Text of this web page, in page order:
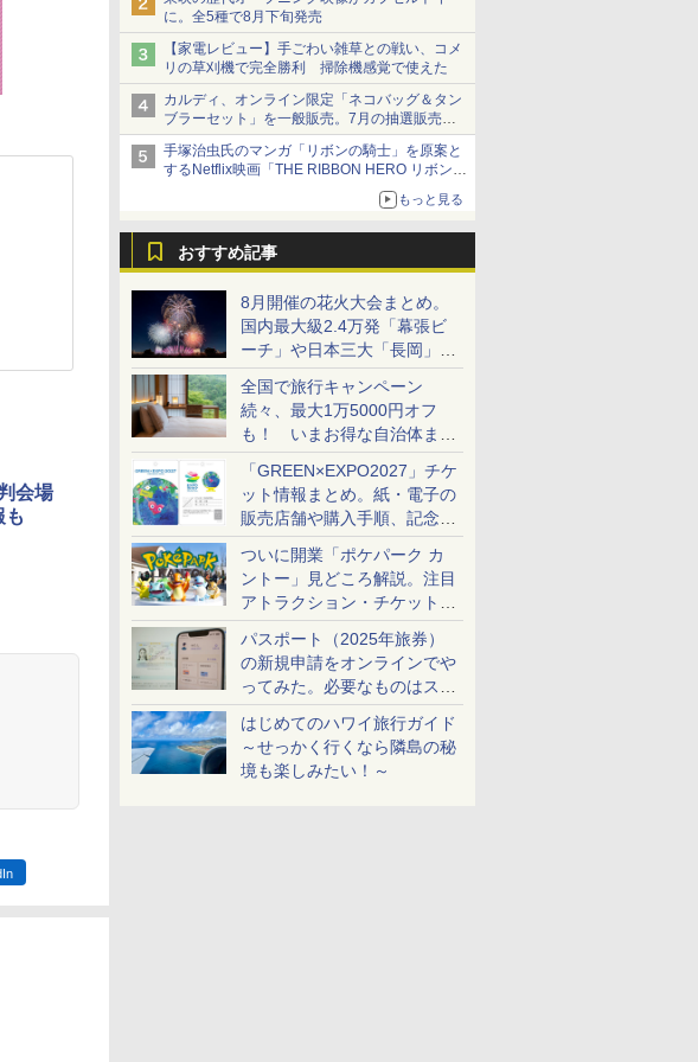
に。全5種で8月下旬発売
【家電レビュー】手ごわい雑草との戦い、コメ
リの草刈機で完全勝利 掃除機感覚で使えた
カルディ、オンライン限定「ネコバッグ＆タン
ブラーセット」を一般販売。7月の抽選販売の
当選無効分
手塚治虫氏のマンガ「リボンの騎士」を原案と
するNetflix映画「THE RIBBON HERO リボンヒ
もっと見る
おすすめ記事
8月開催の花火大会まとめ。
国内最大級2.4万発「幕張ビ
ーチ」や日本三大「長岡」な
ど大型イベント目白押し！
全国で旅行キャンペーン
続々、最大1万5000円オフ
も！ いまお得な自治体まと
め
「GREEN×EXPO2027」チケ
ット情報まとめ。紙・電子の
販売店舗や購入手順、記念チ
ケットも解説
ついに開業「ポケパーク カ
ントー」見どころ解説。注目
アトラクション・チケット手
配・来場前に必要な準備は？
パスポート（2025年旅券）
の新規申請をオンラインでや
ってみた。必要なものはスマ
ホとマイナカードのみ
はじめてのハワイ旅行ガイド
～せっかく行くなら隣島の秘
境も楽しみたい！～
会場
も